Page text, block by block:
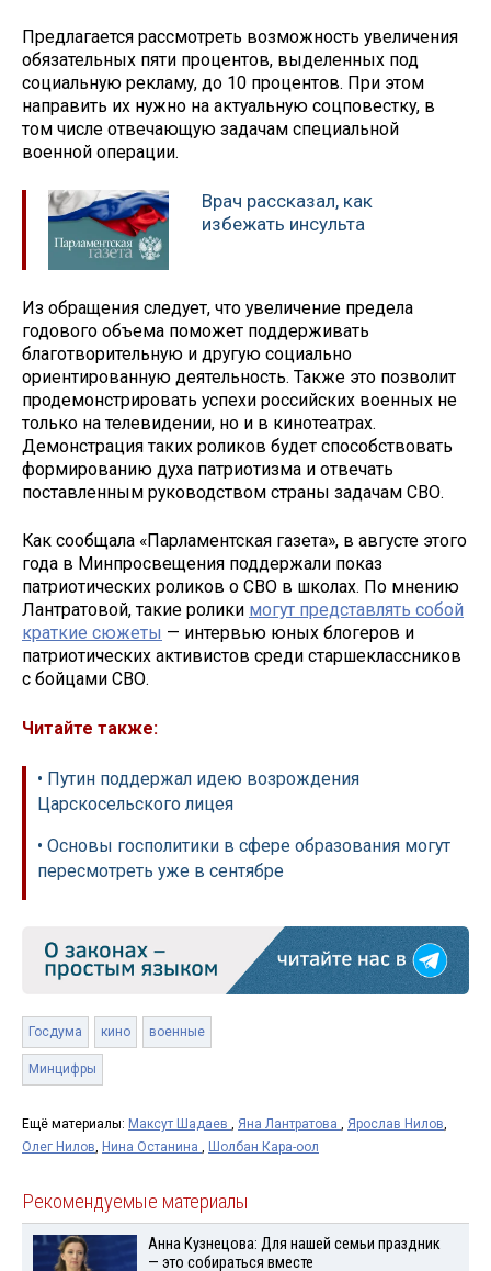
Предлагается рассмотреть возможность увеличения
обязательных пяти процентов, выделенных под
социальную рекламу, до 10 процентов. При этом
направить их нужно на актуальную соцповестку, в
том числе отвечающую задачам специальной
военной операции.
Врач рассказал, как
избежать инсульта
Из обращения следует, что увеличение предела
годового объема поможет поддерживать
благотворительную и другую социально
ориентированную деятельность. Также это позволит
продемонстрировать успехи российских военных не
только на телевидении, но и в кинотеатрах.
Демонстрация таких роликов будет способствовать
формированию духа патриотизма и отвечать
поставленным руководством страны задачам СВО.
Как сообщала «Парламентская газета», в августе этого
года в Минпросвещения поддержали показ
патриотических роликов о СВО в школах. По мнению
Лантратовой, такие ролики могут представлять собой
краткие сюжеты — интервью юных блогеров и
патриотических активистов среди старшеклассников
с бойцами СВО.
Читайте также:
• Путин поддержал идею возрождения
Царскосельского лицея
• Основы госполитики в сфере образования могут
пересмотреть уже в сентябре
Госдума кино военные
Минцифры
Ещё материалы: Максут Шадаев , Яна Лантратова , Ярослав Нилов,
Олег Нилов, Нина Останина , Шолбан Кара-оол
Рекомендуемые материалы
Анна Кузнецова: Для нашей семьи праздник
— это собираться вместе